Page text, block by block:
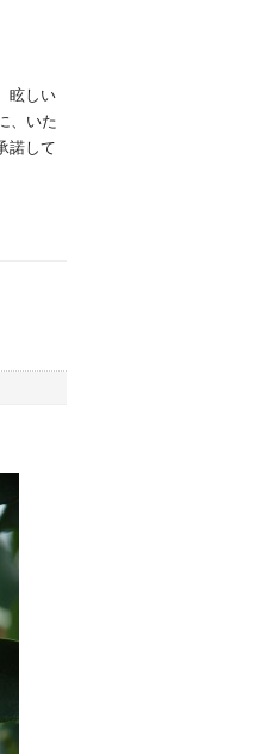
眩しい
、いた
諾して